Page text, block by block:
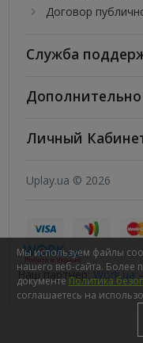
Договор
Служба
Дополнительно
Личный
Uplay.ua © 2026
Наш партнер:Work.ua
Мы используем файлы
нашего веб-сайта.
документе Политика
соглашаетесь на